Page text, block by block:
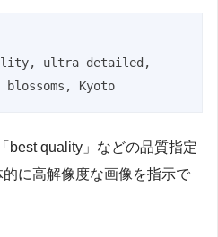
ultra detailed,
Kyoto
best quality」などの品質指定
に高解像度な画像を指示で